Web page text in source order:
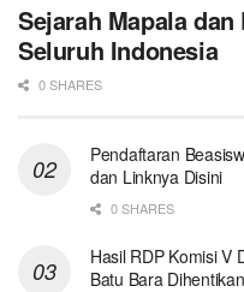
Sejarah Mapala
Seluruh Indonesia
0 SHARES
Pendaftaran
dan Linknya Disini
0 SHARES
Hasil RDP Komisi V
Batu Bara